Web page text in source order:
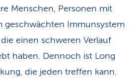
Menschen, Personen mit
geschwächten Immunsystem
einen schweren Verlauf
haben. Dennoch ist Long
die jeden treffen kann.